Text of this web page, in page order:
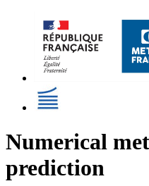
Numerical
prediction